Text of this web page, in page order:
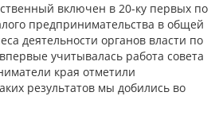
включен в 20-ку первых по
предпринимательства в общей
деятельности органов власти по
учитывалась работа совета
края отметили
результатов мы добились во